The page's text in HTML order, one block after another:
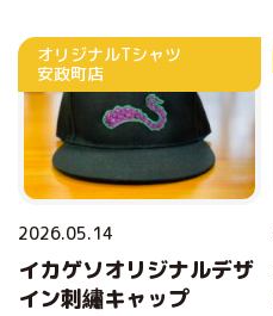
オリジナルTシャツ
安政町店
2026.05.14
イカゲソオリジナルデザ
イン刺繡キャップ